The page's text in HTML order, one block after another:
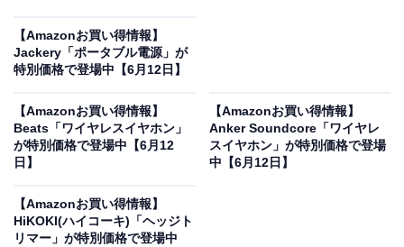
のがもっと楽しく、もっとお得になる情報をお届け。編集部員によ
る独自レビューなど、ここでしか手に入らない情報も満載です。
※本記事で紹介している商品の購入やサービスの利用により、売上の一部が
オールアバウトに還元されることがあります。
JVCケンウッドの「コンパクトコンポ」が限定価
【Amazonお買い得情報】
Jackery「ポータブル電源」が
特別価格で登場中【6月12日】
【Amazonお買い得情報】
Beats「ワイヤレスイヤホン」
が特別価格で登場中【6月12
日】
【Amazonお買い得情報】
Anker Soundcore「ワイヤレ
スイヤホン」が特別価格で登場
中【6月12日】
【Amazonお買い得情報】
HiKOKI(ハイコーキ)「ヘッジト
リマー」が特別価格で登場中